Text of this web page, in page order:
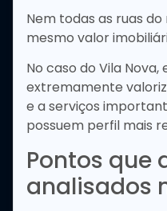
Nem todas as ruas
mesmo valor
No caso do Vila Nova,
extremamente
e a serviços
possuem perfil mais
Pontos que
analisados